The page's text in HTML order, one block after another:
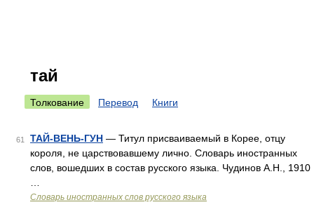
тай
Толкование Перевод Книги
61 ТАЙ-ВЕНЬ-ГУН — Титул присваиваемый в Корее, отцу
короля, не царствовавшему лично. Словарь иностранных
слов, вошедших в состав русского языка. Чудинов А.Н., 1910
Словарь иностранных слов русского языка